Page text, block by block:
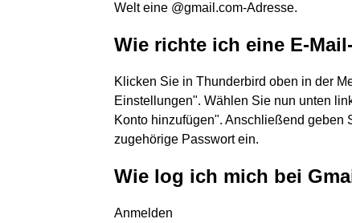
Welt eine @gmail.com-Adresse.
Wie richte ich eine E-
Klicken Sie in Thunderbird oben in der
Einstellungen". Wählen Sie nun unten
Konto hinzufügen". Anschließend geben
zugehörige Passwort ein.
Wie log ich mich bei
Anmelden